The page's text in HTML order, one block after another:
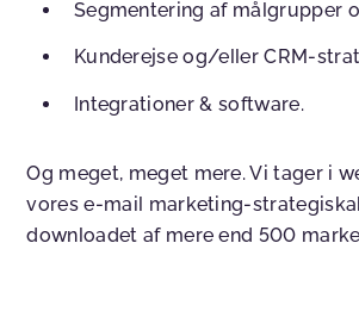
Segmentering af målgrupper
Kunderejse og/eller CRM-
Integrationer & software.
Og meget, meget mere. Vi tager i
vores e-mail marketing-
downloadet af mere end 500